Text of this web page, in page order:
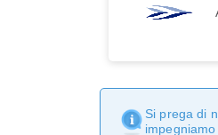
Si prega di